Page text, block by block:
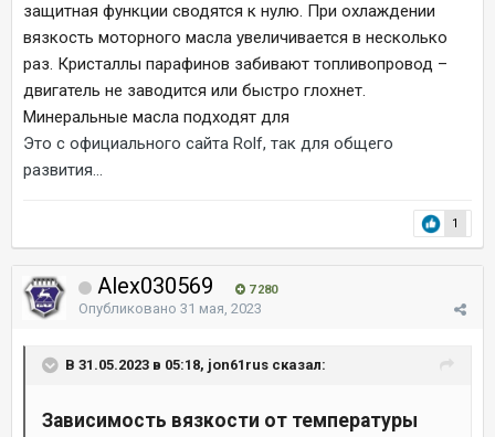
защитная функции сводятся к нулю. При охлаждении
вязкость моторного масла увеличивается в несколько
раз. Кристаллы парафинов забивают топливопровод –
двигатель не заводится или быстро глохнет.
Минеральные масла подходят для
Это с официального сайта Rolf, так для общего
развития...
1
Alex030569 7 280
Опубликовано 31 мая, 2023
В 31.05.2023 в 05:18, jon61rus сказал:
Зависимость вязкости от температуры